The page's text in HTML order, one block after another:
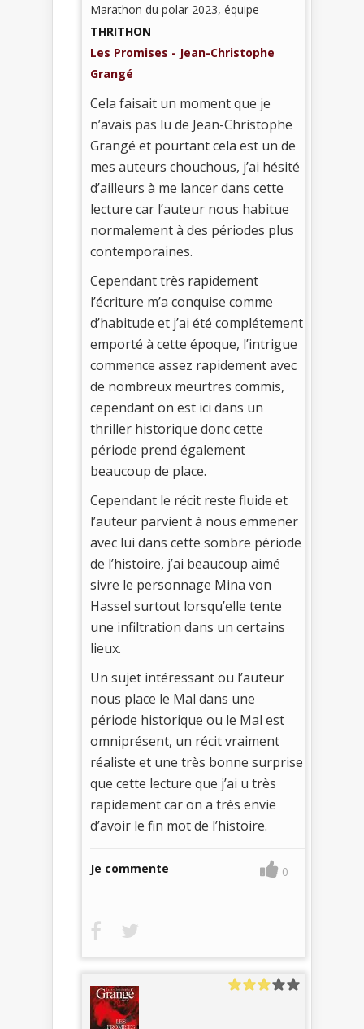
Marathon du polar 2023, équipe
THRITHON
Les Promises - Jean-Christophe
Grangé
Cela faisait un moment que je
n’avais pas lu de Jean-Christophe
Grangé et pourtant cela est un de
mes auteurs chouchous, j’ai hésité
d’ailleurs à me lancer dans cette
lecture car l’auteur nous habitue
normalement à des périodes plus
contemporaines.
Cependant très rapidement
l’écriture m’a conquise comme
d’habitude et j’ai été complétement
emporté à cette époque, l’intrigue
commence assez rapidement avec
de nombreux meurtres commis,
cependant on est ici dans un
thriller historique donc cette
période prend également
beaucoup de place.
Cependant le récit reste fluide et
l’auteur parvient à nous emmener
avec lui dans cette sombre période
de l’histoire, j’ai beaucoup aimé
sivre le personnage Mina von
Hassel surtout lorsqu’elle tente
une infiltration dans un certains
lieux.
Un sujet intéressant ou l’auteur
nous place le Mal dans une
période historique ou le Mal est
omniprésent, un récit vraiment
réaliste et une très bonne surprise
que cette lecture que j’ai u très
rapidement car on a très envie
d’avoir le fin mot de l’histoire.
Je commente 0